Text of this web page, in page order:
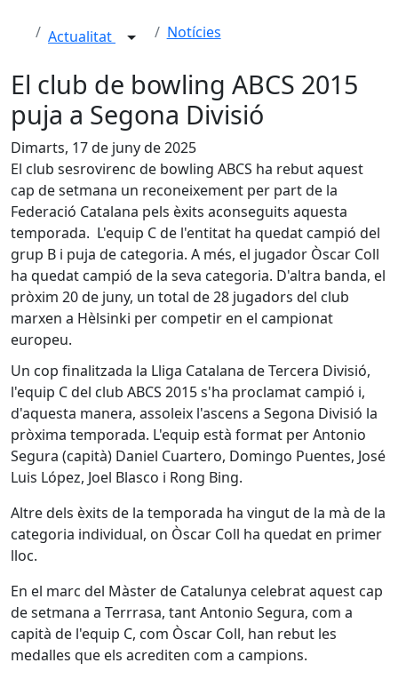
Actualitat Notícies
El club de bowling ABCS 2015
puja a Segona Divisió
Dimarts, 17 de juny de 2025
El club sesrovirenc de bowling ABCS ha rebut aquest
cap de setmana un reconeixement per part de la
Federació Catalana pels èxits aconseguits aquesta
temporada. L'equip C de l'entitat ha quedat campió del
grup B i puja de categoria. A més, el jugador Òscar Coll
ha quedat campió de la seva categoria. D'altra banda, el
pròxim 20 de juny, un total de 28 jugadors del club
marxen a Hèlsinki per competir en el campionat
europeu.
Un cop finalitzada la Lliga Catalana de Tercera Divisió,
l'equip C del club ABCS 2015 s'ha proclamat campió i,
d'aquesta manera, assoleix l'ascens a Segona Divisió la
pròxima temporada. L'equip està format per Antonio
Segura (capità) Daniel Cuartero, Domingo Puentes, José
Luis López, Joel Blasco i Rong Bing.
Altre dels èxits de la temporada ha vingut de la mà de la
categoria individual, on Òscar Coll ha quedat en primer
lloc.
En el marc del Màster de Catalunya celebrat aquest cap
de setmana a Terrrasa, tant Antonio Segura, com a
capità de l'equip C, com Òscar Coll, han rebut les
medalles que els acrediten com a campions.